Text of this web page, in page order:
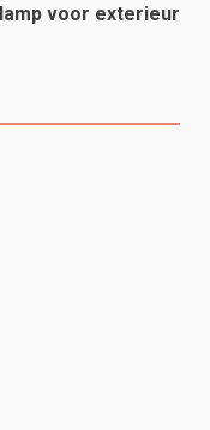
voor exterieur